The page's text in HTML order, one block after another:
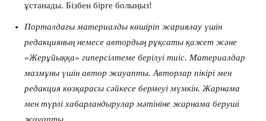
ұстанады. Бізбен бірге болыңыз!
Порталдағы материалды көшіріп жариялау үшін
редакцияның немесе автордың рұқсаты қажет және
«Жерұйыққа» гиперсілтеме берілуі тиіс. Материалдар
мазмұны үшін автор жауапты. Авторлар пікірі мен
редакция көзқарасы сәйкесе бермеуі мүмкін. Жарнама
мен түрлі хабарландырулар мәтініне жарнама беруші